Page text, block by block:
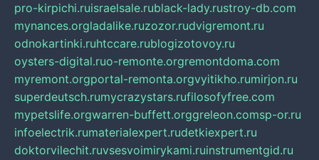
pro-kirpichi.ruisraelsale.rublack-lady.rustroy-db.com
mynances.orgladalike.ruzozor.rudvigremont.ru
odnokartinki.ruhtccare.rublogizotovoy.ru
oysters-digital.ruo-remonte.orgremontdoma.com
myremont.orgportal-remonta.orgvyitikho.rumirjon.ru
superdeutsch.rumycrazystars.rufilosofyfree.com
mypetslife.orgwarren-buffett.orggreleon.comsp-or.ru
infoelectrik.rumaterialexpert.rudetkiexpert.ru
doktorvilechit.ruvsesvoimirykami.ruinstrumentgid.ru